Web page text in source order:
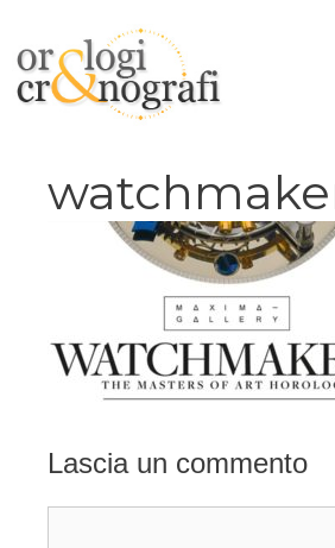
contenuto
Lascia un commento